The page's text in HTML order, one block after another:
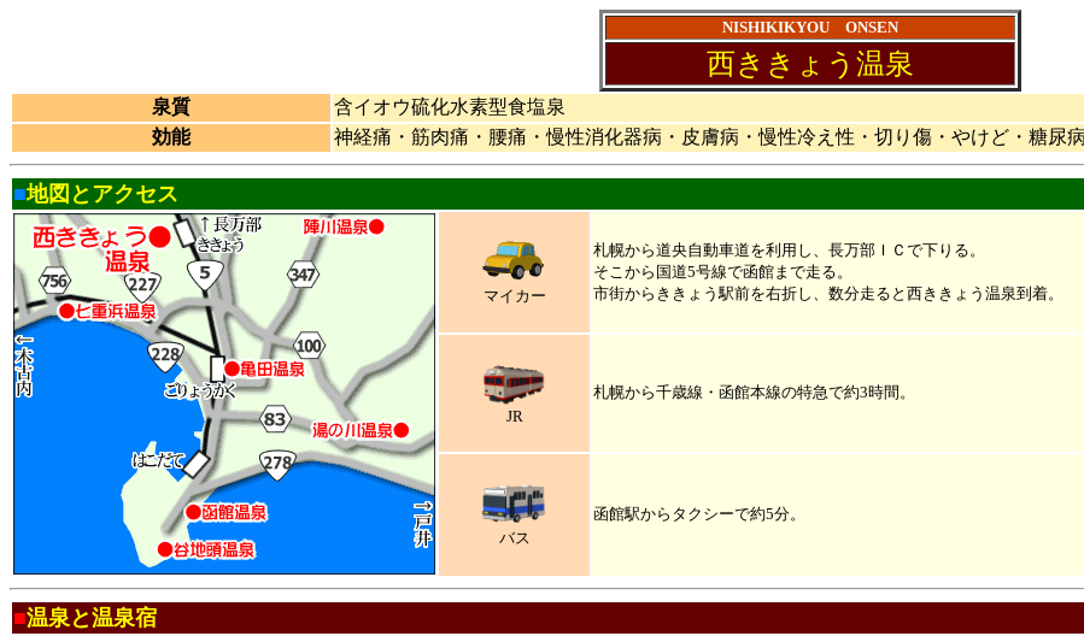
NISHIKIKYOU ONSEN
西ききょう温泉
泉質 含イオウ硫化水素型食塩泉
効能
神経痛・筋肉痛・腰痛・慢性消化器病・皮膚病・慢性冷え性・切り傷・やけど・糖尿
■地図とアクセス
マイカー
札幌から道央自動車道を利用し、長万部ＩＣで下りる。
そこから国道5号線で函館まで走る。
市街からききょう駅前を右折し、数分走ると西ききょう温泉到着。
JR
札幌から千歳線・函館本線の特急で約3時間。
バス
函館駅からタクシーで約5分。
■温泉と温泉宿